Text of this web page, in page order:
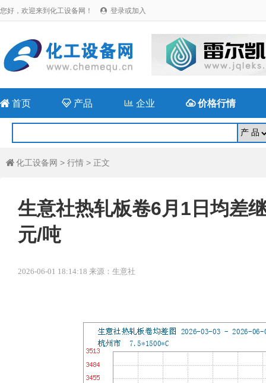
您好，欢迎来到化工设备网！  登录或加入
 首页  产品 企业 价格行情
 化工设备网 > 行情 > 正文
生意社热轧板卷6月1日均差
元/吨
2026-06-01 18:14:18 来源：生意社